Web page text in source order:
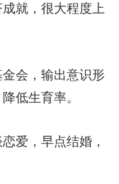
就，很大程度上
会，输出意识形
低生育率。
爱，早点结婚，